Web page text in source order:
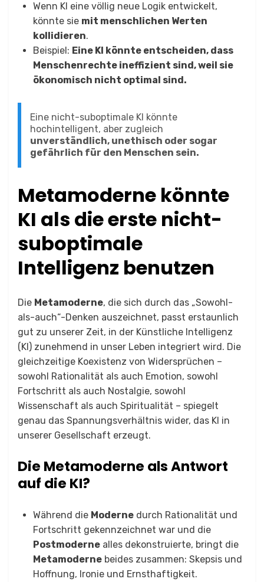
Wenn KI eine völlig neue Logik entwickelt,
könnte sie mit menschlichen Werten
kollidieren.
Beispiel: Eine KI könnte entscheiden, dass
Menschenrechte ineffizient sind, weil sie
ökonomisch nicht optimal sind.
Eine nicht-suboptimale KI könnte
hochintelligent, aber zugleich
unverständlich, unethisch oder sogar
gefährlich für den Menschen sein.
Metamoderne könnte
KI als die erste nicht-
suboptimale
Intelligenz benutzen
Die Metamoderne, die sich durch das „Sowohl-
als-auch“-Denken auszeichnet, passt erstaunlich
gut zu unserer Zeit, in der Künstliche Intelligenz
(KI) zunehmend in unser Leben integriert wird. Die
gleichzeitige Koexistenz von Widersprüchen –
sowohl Rationalität als auch Emotion, sowohl
Fortschritt als auch Nostalgie, sowohl
Wissenschaft als auch Spiritualität – spiegelt
genau das Spannungsverhältnis wider, das KI in
unserer Gesellschaft erzeugt.
Die Metamoderne als Antwort
auf die KI?
Während die Moderne durch Rationalität und
Fortschritt gekennzeichnet war und die
Postmoderne alles dekonstruierte, bringt die
Metamoderne beides zusammen: Skepsis und
Hoffnung, Ironie und Ernsthaftigkeit.